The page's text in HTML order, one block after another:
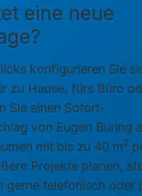
eine neue
konfigurieren Sie
zu Hause, fürs Büro
Sie einen Sofort-
von Eugen Büring
mit bis zu 40 m2
Projekte planen,
gerne telefonisch oder